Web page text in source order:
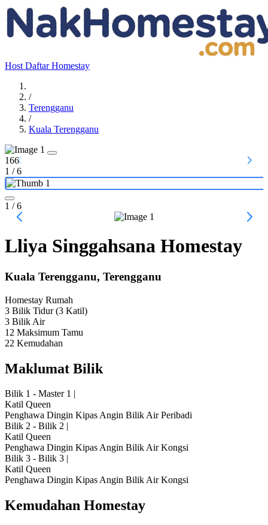
Host Daftar Homestay
/
Terengganu
/
Kuala Terengganu
166
1 /6
1 / 6
Lliya Singgahsana Homestay
Kuala Terengganu, Terengganu
Homestay Rumah
3 Bilik Tidur(3 Katil)
3 Bilik Air
12 Maksimum Tamu
22 Kemudahan
Maklumat Bilik
Bilik 1 - Master 1 |
Katil Queen
Penghawa Dingin Kipas Angin Bilik Air Peribadi
Bilik 2 - Bilik 2 |
Katil Queen
Penghawa Dingin Kipas Angin Bilik Air Kongsi
Bilik 3 - Bilik 3 |
Katil Queen
Penghawa Dingin Kipas Angin Bilik Air Kongsi
Kemudahan Homestay